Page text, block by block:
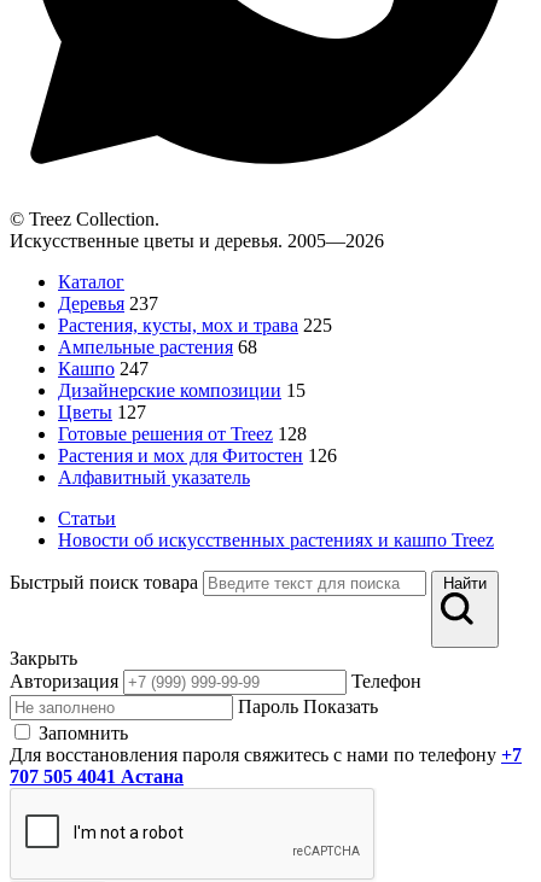
© Treez Collection.
Искусственные цветы и деревья. 2005—2026
Каталог
Деревья 237
Растения, кусты, мох и трава 225
Ампельные растения 68
Кашпо 247
Дизайнерские композиции 15
Цветы 127
Готовые решения от Treez 128
Растения и мох для Фитостен 126
Алфавитный указатель
Статьи
Новости об искусственных растениях и кашпо Treez
Быстрый поиск товара Найти
Закрыть
Авторизация
Телефон
Пароль Показать
Запомнить
Для восстановления пароля свяжитесь с нами по телефону +7
707 505 4041 Астана